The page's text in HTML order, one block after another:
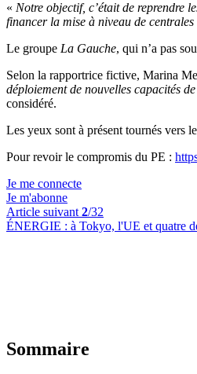
« Notre objectif, c’était de reprendre
financer la mise à niveau de
Le groupe La Gauche, qui n’a pas
Selon la rapportrice fictive, Marina
déploiement de nouvelles capacités
considéré.
Les yeux sont à présent tournés vers
Pour revoir le compromis du PE :
Je me connecte
Je m'abonne
Article suivant 2/32
ÉNERGIE : à Tokyo, l'UE et quatre
Sommaire